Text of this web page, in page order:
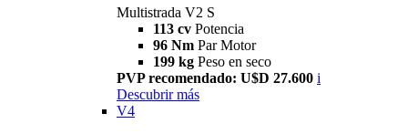
Multistrada V2 S
113 cv Potencia
96 Nm Par Motor
199 kg Peso en seco
PVP recomendado: U$D 27.600 i
Descubrir más
V4